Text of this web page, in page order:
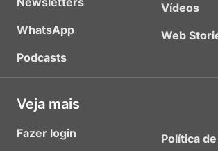
WhatsApp
Podcasts
Vídeos
Web
Veja mais
Fazer login
Política